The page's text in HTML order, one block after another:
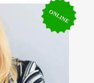
ONLINE
a vykládám
nevěští, ale